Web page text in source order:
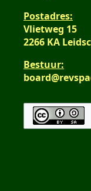
Postadres:
Vlietweg 15
2266 KA
Bestuur: